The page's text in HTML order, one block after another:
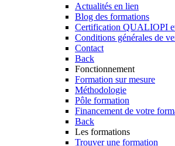
Actualités en lien
Blog des formations
Certification QUALIOPI
Conditions générales de
Contact
Back
Fonctionnement
Formation sur mesure
Méthodologie
Pôle formation
Financement de votre
Back
Les formations
Trouver une formation